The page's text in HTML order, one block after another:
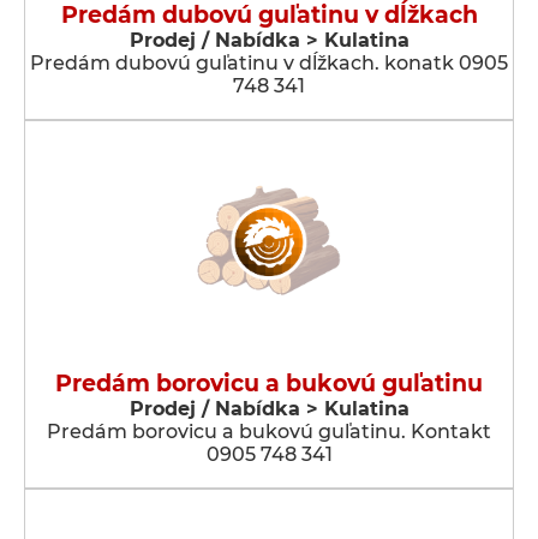
Predám dubovú guľatinu v dĺžkach
Prodej / Nabídka > Kulatina
Predám dubovú guľatinu v dĺžkach. konatk 0905
748 341
Predám borovicu a bukovú guľatinu
Prodej / Nabídka > Kulatina
Predám borovicu a bukovú guľatinu. Kontakt
0905 748 341